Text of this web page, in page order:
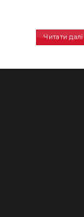
Читати далі